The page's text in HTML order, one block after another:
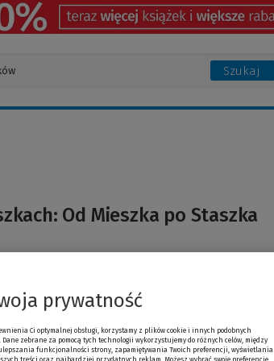
Szukaj
Od Mieszka po Staszka
prywatność
Ci optymalnej obsługi, korzystamy z plików cookie i innych podobnych
zebrane za pomocą tych technologii wykorzystujemy do różnych celów, między
funkcjonalności strony, zapamiętywania Twoich preferencji, wyświetlania